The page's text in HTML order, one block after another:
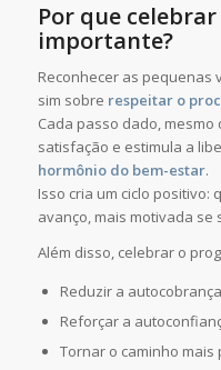
Por que
importante?
Reconhecer as pequenas
sim sobre respeitar o
Cada passo dado,
satisfação e estimula a
hormônio do bem-estar.
Isso cria um ciclo positivo:
avanço, mais motivada se
Além disso, celebrar o
Reduzir a
Reforçar a
Tornar o caminho